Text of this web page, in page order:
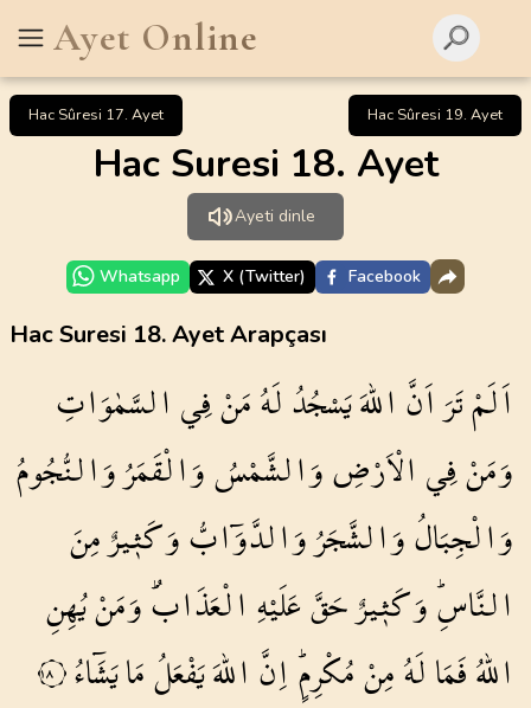
Ayet Online
Hac Sûresi 17. Ayet Hac Sûresi 19. Ayet
Hac Suresi 18. Ayet
Ayeti dinle
Whatsapp X (Twitter) Facebook
Hac Suresi 18. Ayet Arapçası
اَلَمْتَرَاَنَّاللّٰهَيَسْجُدُلَهُمَنْفِيالسَّمٰوَاتِ
وَمَنْفِيالْاَرْضِوَالشَّمْسُوَالْقَمَرُوَالنُّجُومُ
وَالْجِبَالُوَالشَّجَرُوَالدَّوَٓابُّوَكَث۪يرٌمِنَ
النَّاسِۜوَكَث۪يرٌحَقَّعَلَيْهِالْعَذَابُۜوَمَنْيُهِنِ
اللّٰهُفَمَالَهُمِنْمُكْرِمٍۜاِنَّاللّٰهَيَفْعَلُمَايَشَٓاءُ ١٨